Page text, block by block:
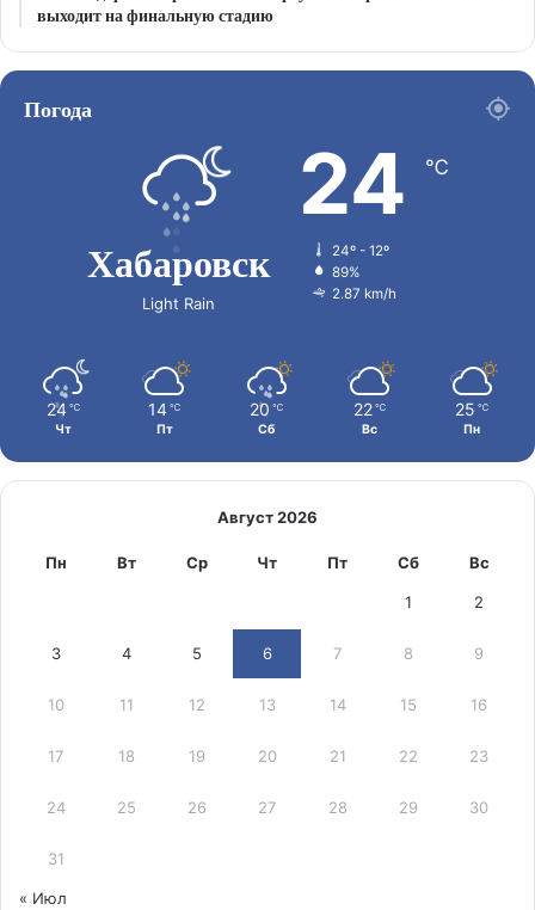
выходит на финальную стадию
Погода
Хабаровск
Light Rain
24 ℃
24º - 12º
89%
2.87 km/h
24 ℃
Чт
14 ℃
Пт
20 ℃
Сб
22 ℃
Вс
25 ℃
Пн
Август 2026
Пн Вт Ср Чт Пт Сб Вс
1 2
3 4 5 6 7 8 9
10 11 12 13 14 15 16
17 18 19 20 21 22 23
24 25 26 27 28 29 30
31
« Июл